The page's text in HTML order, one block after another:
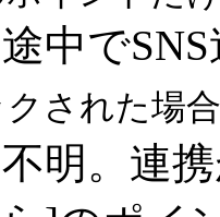
中で
された場
明。連